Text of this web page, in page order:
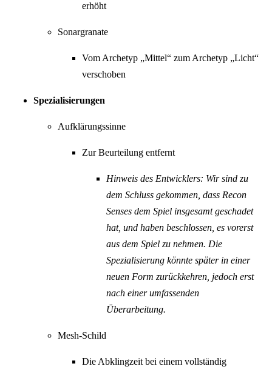
erhöht
Sonargranate
Vom Archetyp „Mittel“ zum Archetyp „Licht“
verschoben
Spezialisierungen
Aufklärungssinne
Zur Beurteilung entfernt
Hinweis des Entwicklers: Wir sind zu
dem Schluss gekommen, dass Recon
Senses dem Spiel insgesamt geschadet
hat, und haben beschlossen, es vorerst
aus dem Spiel zu nehmen. Die
Spezialisierung könnte später in einer
neuen Form zurückkehren, jedoch erst
nach einer umfassenden
Überarbeitung.
Mesh-Schild
Die Abklingzeit bei einem vollständig